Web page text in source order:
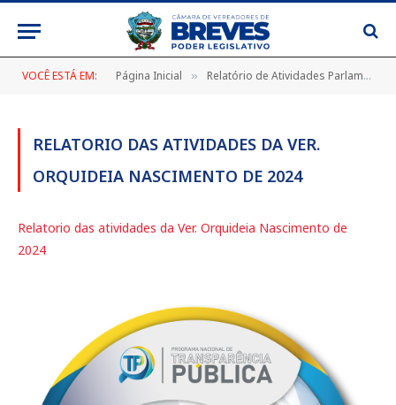
VOCÊ ESTÁ EM: Página Inicial » Relatório de Atividades Parlamentares – 2024
RELATORIO DAS ATIVIDADES DA VER.
ORQUIDEIA NASCIMENTO DE 2024
Relatorio das atividades da Ver. Orquideia Nascimento de
2024